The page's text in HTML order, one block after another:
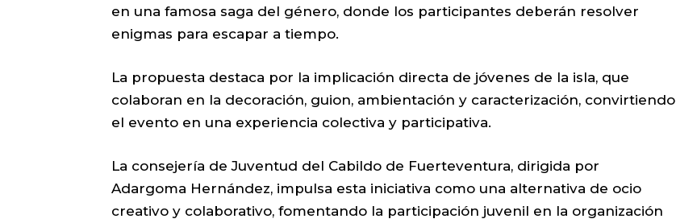
en una famosa saga del género, donde los participantes deberán resolver
enigmas para escapar a tiempo.
La propuesta destaca por la implicación directa de jóvenes de la isla, que
colaboran en la decoración, guion, ambientación y caracterización, convirtiendo
el evento en una experiencia colectiva y participativa.
La consejería de Juventud del Cabildo de Fuerteventura, dirigida por
Adargoma Hernández, impulsa esta iniciativa como una alternativa de ocio
creativo y colaborativo, fomentando la participación juvenil en la organización